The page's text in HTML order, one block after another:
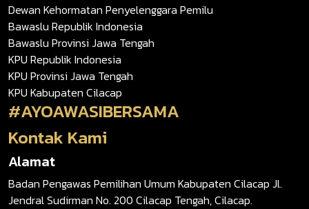
Dewan Kehormatan Penyelenggara Pemilu
Bawaslu Republik Indonesia
Bawaslu Provinsi Jawa Tengah
KPU Republik Indonesia
KPU Provinsi Jawa Tengah
KPU Kabupaten Cilacap
#AYOAWASIBERSAMA
Kontak Kami
Alamat
Badan Pengawas Pemilihan Umum Kabupaten Cilacap Jl.
Jendral Sudirman No. 200 Cilacap Tengah, Cilacap.